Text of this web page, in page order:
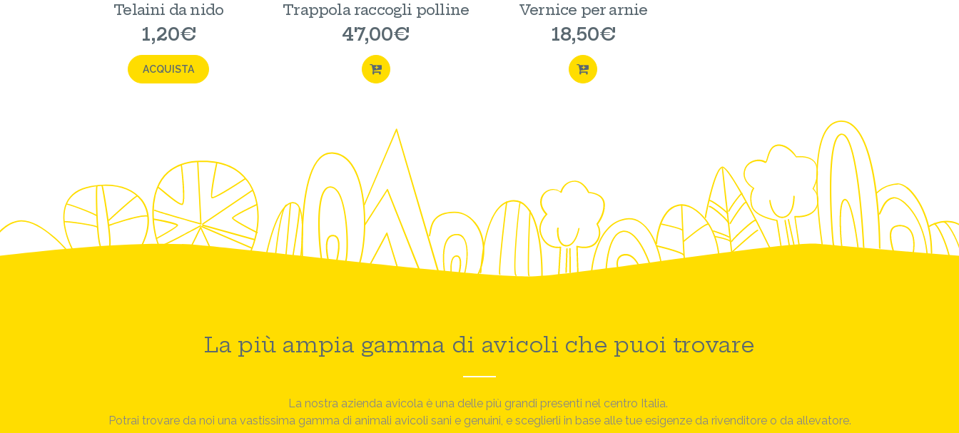
Telaini da nido
1,20€
ACQUISTA
Trappola raccogli polline
47,00€
Vernice per arnie
18,50€
La più ampia gamma di avicoli che puoi trovare
La nostra azienda avicola è una delle più grandi presenti nel centro Italia.
Potrai trovare da noi una vastissima gamma di animali avicoli sani e genuini, e sceglierli in base alle tue esigenze da rivenditore o da allevatore.